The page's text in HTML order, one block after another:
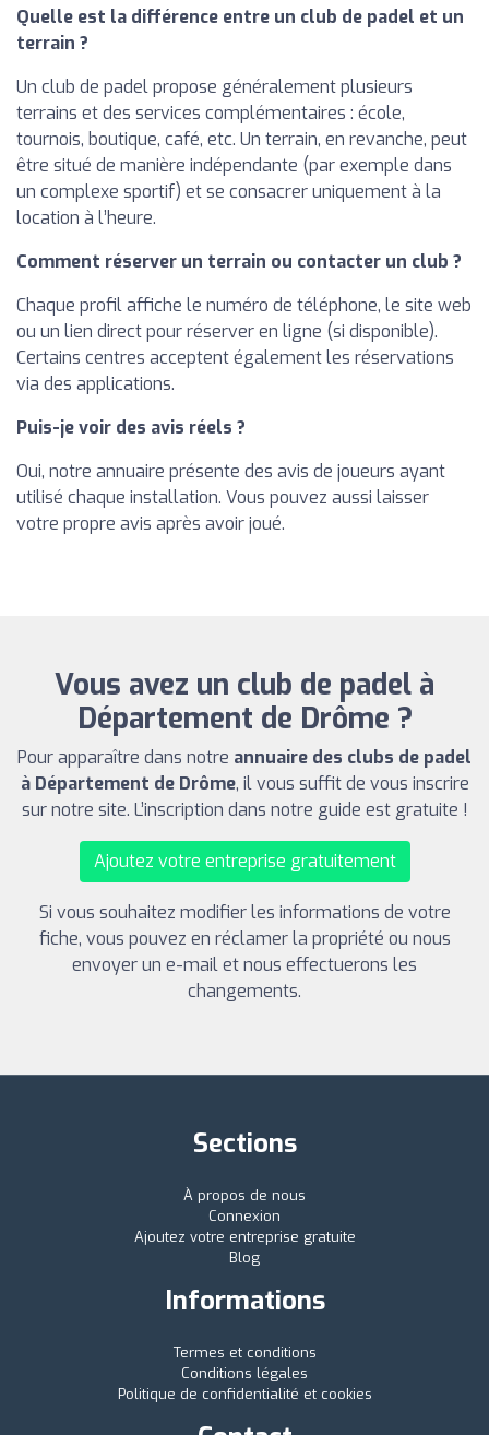
Quelle est la différence entre un club de padel et un
terrain ?
Un club de padel propose généralement plusieurs
terrains et des services complémentaires : école,
tournois, boutique, café, etc. Un terrain, en revanche, peut
être situé de manière indépendante (par exemple dans
un complexe sportif) et se consacrer uniquement à la
location à l’heure.
Comment réserver un terrain ou contacter un club ?
Chaque profil affiche le numéro de téléphone, le site web
ou un lien direct pour réserver en ligne (si disponible).
Certains centres acceptent également les réservations
via des applications.
Puis-je voir des avis réels ?
Oui, notre annuaire présente des avis de joueurs ayant
utilisé chaque installation. Vous pouvez aussi laisser
votre propre avis après avoir joué.
Vous avez un club de padel à
Département de Drôme ?
Pour apparaître dans notre annuaire des clubs de padel
à Département de Drôme, il vous suffit de vous inscrire
sur notre site. L’inscription dans notre guide est gratuite !
Ajoutez votre entreprise gratuitement
Si vous souhaitez modifier les informations de votre
fiche, vous pouvez en réclamer la propriété ou nous
envoyer un e-mail et nous effectuerons les
changements.
Sections
À propos de nous
Connexion
Ajoutez votre entreprise gratuite
Blog
Informations
Termes et conditions
Conditions légales
Politique de confidentialité et cookies